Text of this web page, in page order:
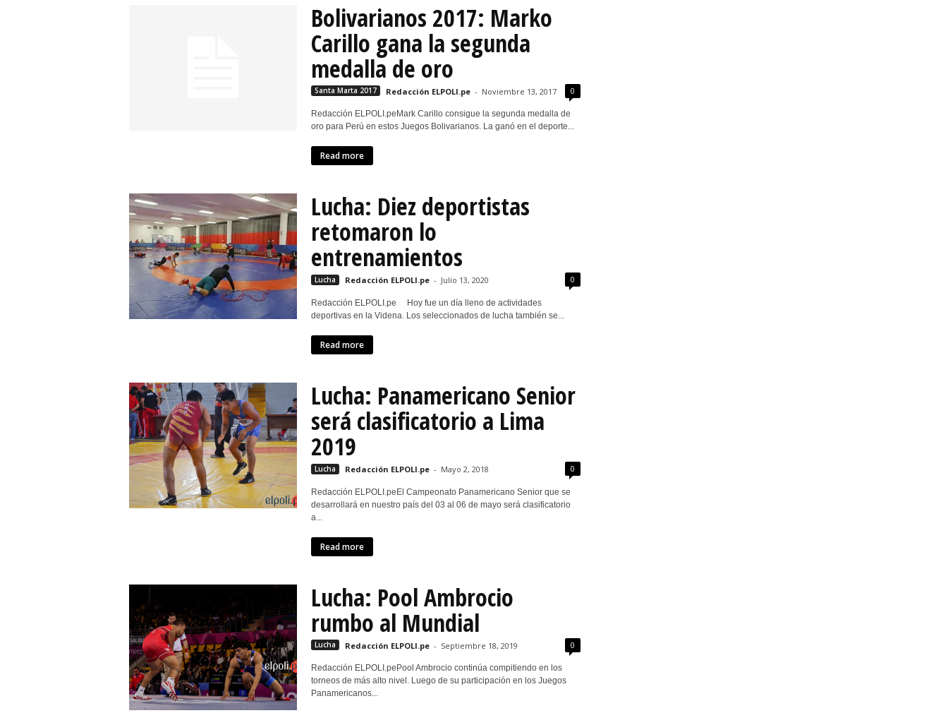
Bolivarianos 2017: Marko
Carillo gana la segunda
medalla de oro
Santa Marta 2017 Redacción ELPOLI.pe - Noviembre 13, 2017 0
Redacción ELPOLI.peMark Carillo consigue la segunda medalla de
oro para Perú en estos Juegos Bolivarianos. La ganó en el deporte...
Read more
Lucha: Diez deportistas
retomaron lo
entrenamientos
Lucha Redacción ELPOLI.pe - Julio 13, 2020 0
Redacción ELPOLI.pe Hoy fue un día lleno de actividades
deportivas en la Videna. Los seleccionados de lucha también se...
Read more
Lucha: Panamericano Senior
será clasificatorio a Lima
2019
Lucha Redacción ELPOLI.pe - Mayo 2, 2018 0
Redacción ELPOLI.peEl Campeonato Panamericano Senior que se
desarrollará en nuestro país del 03 al 06 de mayo será clasificatorio
a...
Read more
Lucha: Pool Ambrocio
rumbo al Mundial
Lucha Redacción ELPOLI.pe - Septiembre 18, 2019 0
Redacción ELPOLI.pePool Ambrocio continúa compitiendo en los
torneos de más alto nivel. Luego de su participación en los Juegos
Panamericanos...